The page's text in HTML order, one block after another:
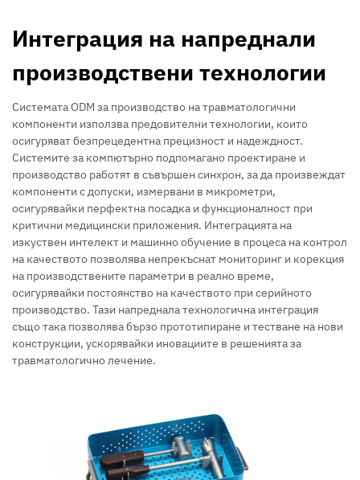
Интеграция на напреднали
производствени технологии
Системата ODM за производство на травматологични
компоненти използва предовителни технологии, които
осигуряват безпрецедентна прецизност и надеждност.
Системите за компютърно подпомагано проектиране и
производство работят в съвършен синхрон, за да произвеждат
компоненти с допуски, измервани в микрометри,
осигурявайки перфектна посадка и функционалност при
критични медицински приложения. Интеграцията на
изкуствен интелект и машинно обучение в процеса на контрол
на качеството позволява непрекъснат мониторинг и корекция
на производствените параметри в реално време,
осигурявайки постоянство на качеството при серийното
производство. Тази напреднала технологична интеграция
също така позволява бързо прототипиране и тестване на нови
конструкции, ускорявайки иновациите в решенията за
травматологично лечение.